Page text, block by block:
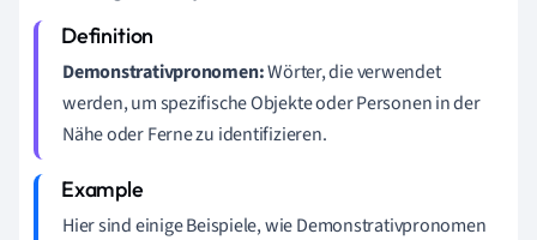
Demonstrativpronomen:Wörter, die verwendet
werden, um spezifische Objekte oder Personen in der
Nähe oder Ferne zu identifizieren.
Hier sind einige Beispiele, wie Demonstrativpronomen